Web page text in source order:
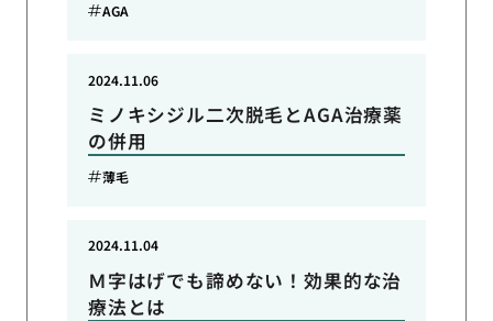
AGA
ミノキシジル二次脱毛とAGA治療薬
の併用
2024.11.06
薄毛
Ｍ字はげでも諦めない！効果的な治
療法とは
2024.11.04